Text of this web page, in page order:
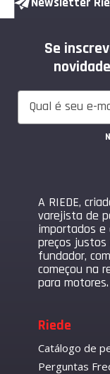
Se
A RIEDE,
varejista de
importados e
preços
fundador,
começou na
para motores.
Riede
Catálogo de
Perguntas